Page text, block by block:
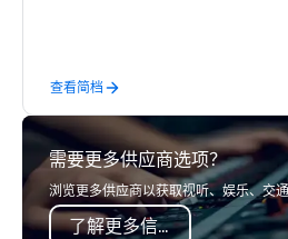
years of industry experience and
commitment to exceptional
service set us apart. We deliver
smart, reliable solutions designed to
make the end-user experience
seamless from start to finish. We are
also a certified WOSB.
查看简档
需要更多供应商选项？
浏览更多供应商以获取视听、娱乐、交
了解更多信息